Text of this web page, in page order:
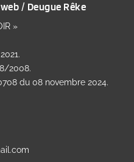
/ Deugue Rêke
»
2008.
du 08 novembre 2024.